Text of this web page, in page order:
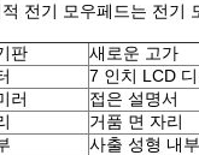
전기 모우페드는 전기
판
새로운 고가
7 인치 LCD
러
접은 설명서
거품 면 자리
사출 성형 내부